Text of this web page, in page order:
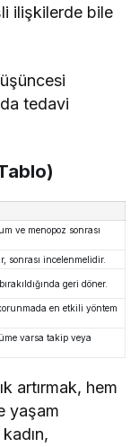
ilişkilerde bile
tedavi
ve menopoz sonrası
sonrası incelenmelidir.
geri döner.
en etkili yöntem
varsa takip veya
artırmak, hem
yaşam